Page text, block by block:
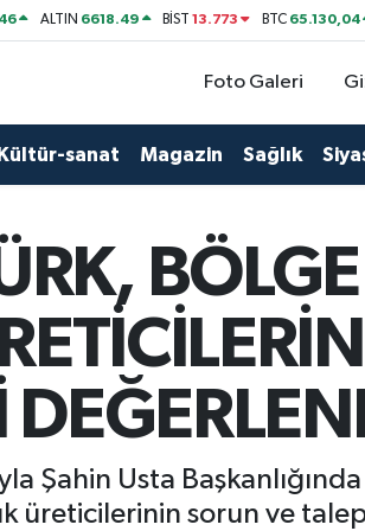
ALTIN 6618.49 BİST13.773 BTC 65.130,04
Foto Galeri
Kültür-sanat Magazin Sağlık
Şahin Usta
üreticilerinin sorun ve